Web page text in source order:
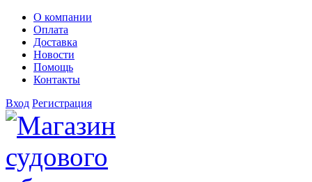
О компании
Оплата
Доставка
Новости
Помощь
Контакты
Вход Регистрация